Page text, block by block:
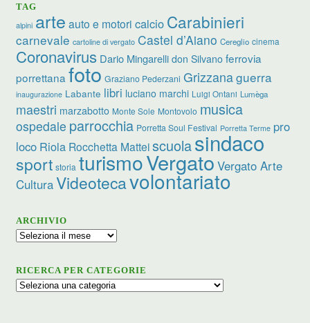
TAG
alpini arte auto e motori calcio Carabinieri
carnevale cartoline di vergato Castel d’Aiano Cereglio cinema
Coronavirus Dario Mingarelli don Silvano ferrovia
porrettana foto Graziano Pederzani Grizzanaguerra
inaugurazione Labante libri luciano marchi Luigi Ontani Lumèga
maestri marzabotto Monte Sole Montovolo musica
ospedale parrocchia Porretta Soul Festival Porretta Terme pro
loco Riola Rocchetta Matteiscuolasindaco
sport storia turismoVergato Vergato Arte
CulturaVideotecavolontariato
ARCHIVIO
Archivio
RICERCA PER CATEGORIE
Ricerca